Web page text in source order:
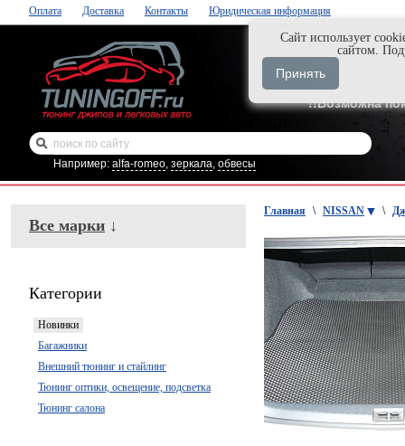
Оплата Доставка Контакты Юридическая информация
Нажми и
+7-929-495-
!!Возможна
Например: alfa-romeo, зеркала, обвесы
Все марки ↓
Категории
Новинки
Багажники
Внешний тюнинг и стайлинг
Тюнинг оптики, освещение, подсветка
Тюнинг салона
Главная \ NISSAN \
Cайт использует
сайтом.
Принять